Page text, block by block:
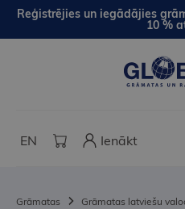
Reģistrējies un iegādājies
10 %
EN Ienākt
Grāmatas Grāmatas latviešu